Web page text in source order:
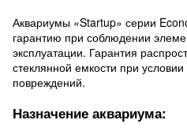
Аквариумы «Startup» серии
гарантию при соблюдении
эксплуатации. Гарантия
стеклянной емкости при
повреждений.
Назначение аквариума: